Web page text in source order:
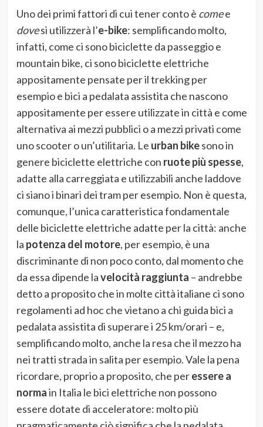
Uno dei primi fattori di cui tener conto è comee
dovesi utilizzerà l’e-bike: semplificando molto,
infatti, come ci sono biciclette da passeggio e
mountain bike, ci sono biciclette elettriche
appositamente pensate per il trekking per
esempio e bici a pedalata assistita che nascono
appositamente per essere utilizzate in città e come
alternativa ai mezzi pubblici o a mezzi privati come
uno scooter o un’utilitaria. Le urban bikesono in
genere biciclette elettriche con ruote più spesse,
adatte alla carreggiata e utilizzabili anche laddove
ci siano i binari dei tram per esempio. Non è questa,
comunque, l’unica caratteristica fondamentale
delle biciclette elettriche adatte per la città: anche
la potenza del motore, per esempio, è una
discriminante di non poco conto, dal momento che
da essa dipende lavelocità raggiunta – andrebbe
detto a proposito che in molte città italiane ci sono
regolamenti ad hoc che vietano a chi guida bici a
pedalata assistita di superare i 25 km/orari – e,
semplificando molto, anche la resa che il mezzo ha
nei tratti strada in salita per esempio. Vale la pena
ricordare, proprio a proposito, che peressere a
normain Italia le bici elettriche non possono
essere dotate di acceleratore: molto più